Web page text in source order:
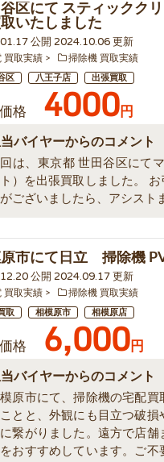
区にて スティックク
いたしました
公開 2024.10.06 更新
買取実績 掃除機 買取実績
区 八王子店 出張買取
格 4000円
バイヤーからのコメント
は、東京都 世田谷区にて
）を出張買取しました。
ございましたら、アシスト
市にて日立 掃除機
公開 2024.09.17 更新
買取実績 掃除機 買取実績
取 相模原市 相模原店
格 6,000円
バイヤーからのコメント
原市にて、掃除機の宅配
とと、外観にも目立つ破
繋がりました。遠方で店
おすすめしています。ご